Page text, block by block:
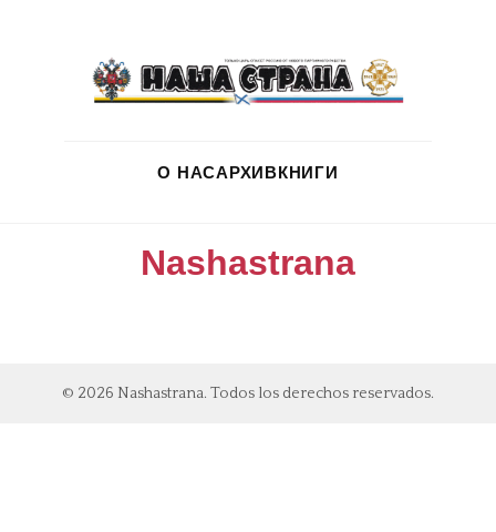
О НАСАРХИВКНИГИ
Nashastrana
© 2026 Nashastrana. Todos los derechos reservados.